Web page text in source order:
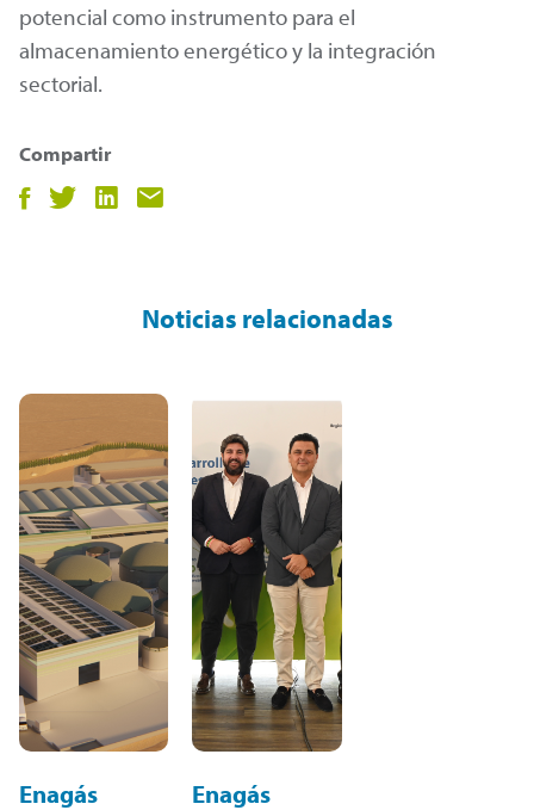
potencial como instrumento para el
almacenamiento energético y la integración
sectorial.
Compartir
Compartir
en
CompartirCompartirCompartir
Noticias relacionadas
Enagás Enagás